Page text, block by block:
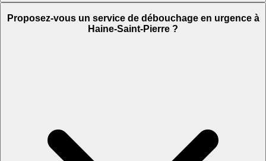
Proposez-vous un service de débouchage en urgence à
Haine-Saint-Pierre ?